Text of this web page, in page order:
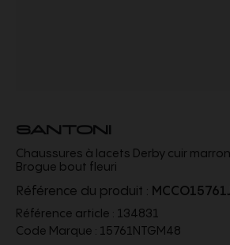
SANTONI
Chaussures à lacets Derby cuir
Brogue bout fleuri
Référence du produit :
Référence article : 134831
Code Marque : 15761NTGM48